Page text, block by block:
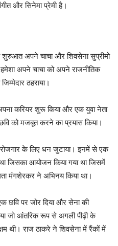
और सिनेमा प्रेमी है।
शुरुआत अपने चाचा और शिवसेना सुप्रीमो
अपने चाचा को अपने राजनीतिक
ठहराया।
करियर शुरू किया और एक युवा नेता
को मजबूत करने का प्रयास किया।
रोजगार के लिए धन जुटाया। इनमें से एक
जिसका आयोजन किया गया था जिसमें
मंगशेरकर ने अभिनय किया था।
छवि पर जोर दिया और सेना की
जो आंतरिक रूप से अगली पीढ़ी के
थी। राज ठाकरे ने शिवसेना में रैंकों में